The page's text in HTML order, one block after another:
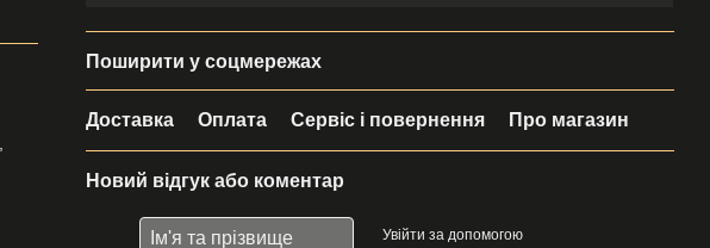
Поширити у соцмережах
Доставка Оплата Сервіс і повернення Про магазин
Новий відгук або коментар
Увійти за допомогою